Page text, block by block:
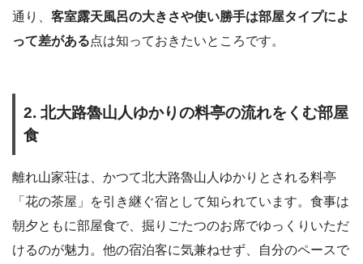
通り、 客室露天風呂の大きさや使い勝手は部屋タイプによ
って差がある点は知っておきたいところです。
2. 北大路魯山人ゆかりの料亭の流れをくむ部屋
食
離れ山家荘は、かつて北大路魯山人ゆかりとされる料亭
「花の茶屋」を引き継ぐ宿として知られています。食事は
朝夕ともに部屋食で、掘りごたつのお席でゆっくりいただ
けるのが魅力。他の宿泊客に気兼ねせず、自分のペースで